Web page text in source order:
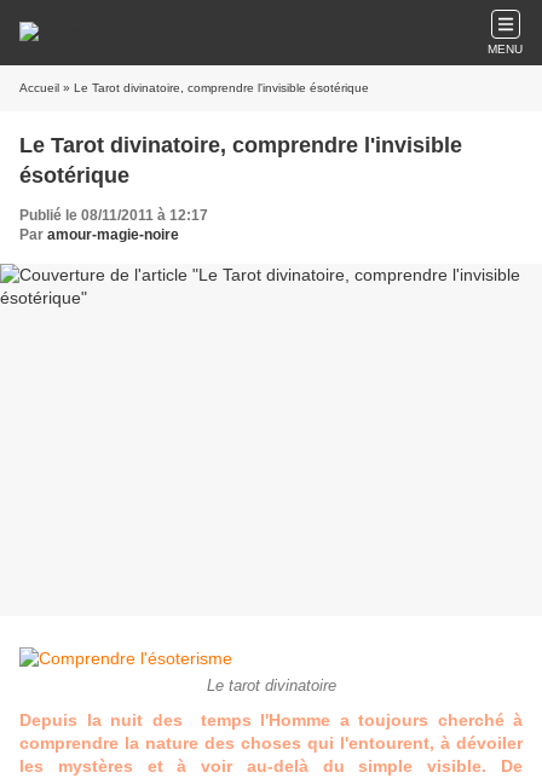
MENU
Accueil » Le Tarot divinatoire, comprendre l'invisible ésotérique
Le Tarot divinatoire, comprendre l'invisible
ésotérique
Publié le 08/11/2011 à 12:17
Par amour-magie-noire
Le tarot divinatoire
Depuis la nuit des temps l'Homme a toujours cherché à
comprendre la nature des choses qui l'entourent, à dévoiler
les mystères et à voir au-delà du simple visible. De